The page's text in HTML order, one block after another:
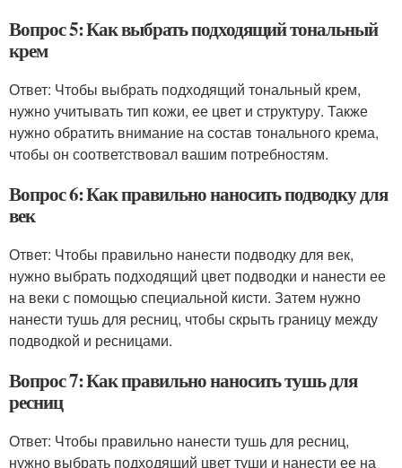
Вопрос 5: Как выбрать подходящий тональный
крем
Ответ: Чтобы выбрать подходящий тональный крем,
нужно учитывать тип кожи, ее цвет и структуру. Также
нужно обратить внимание на состав тонального крема,
чтобы он соответствовал вашим потребностям.
Вопрос 6: Как правильно наносить подводку для
век
Ответ: Чтобы правильно нанести подводку для век,
нужно выбрать подходящий цвет подводки и нанести ее
на веки с помощью специальной кисти. Затем нужно
нанести тушь для ресниц, чтобы скрыть границу между
подводкой и ресницами.
Вопрос 7: Как правильно наносить тушь для
ресниц
Ответ: Чтобы правильно нанести тушь для ресниц,
нужно выбрать подходящий цвет туши и нанести ее на